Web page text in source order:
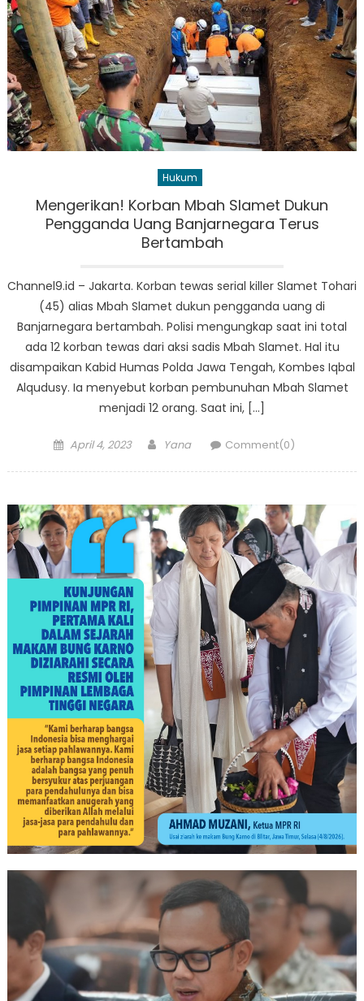
Hukum
Mengerikan! Korban Mbah Slamet Dukun
Pengganda Uang Banjarnegara Terus
Bertambah
Channel9.id – Jakarta. Korban tewas serial killer Slamet Tohari
(45) alias Mbah Slamet dukun pengganda uang di
Banjarnegara bertambah. Polisi mengungkap saat ini total
ada 12 korban tewas dari aksi sadis Mbah Slamet. Hal itu
disampaikan Kabid Humas Polda Jawa Tengah, Kombes Iqbal
Alqudusy. Ia menyebut korban pembunuhan Mbah Slamet
menjadi 12 orang. Saat ini, […]
Posted
April 4, 2023 Author
Yana Comment(0)